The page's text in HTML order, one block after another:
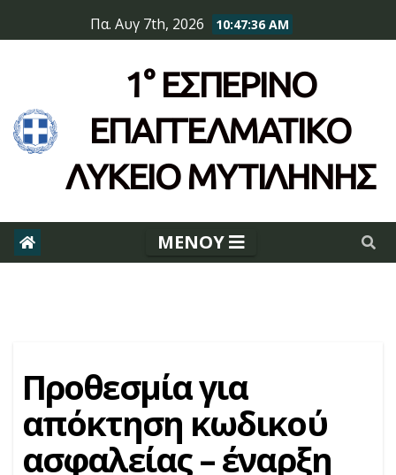
to
Πα. Αυγ 7th, 2026 10:47:36 AM
1° ΕΣΠΕΡΙΝΌ
ΕΠΆΓΓΕΛΜΑΤΙΚΟ
ΛΥΚΕΙΟ ΜΥΤΙΛΗΝΗΣ
Προθεσμία για
απόκτηση κωδικού
ασφαλείας – έναρξη